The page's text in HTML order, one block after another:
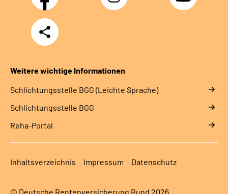
Teilen
Weitere wichtige Informationen
Schlich­tungs­stel­le BGG (Leichte Sprache)
Schlich­tungs­stel­le BGG
Reha-Portal
Inhaltsverzeichnis Impressum Datenschutz
© Deutsche Rentenversicherung Bund 2026